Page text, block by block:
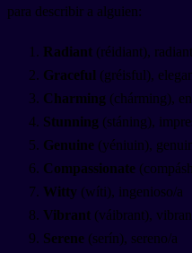
para describir a alguien:
Radiant (réidiant),
Graceful (gréisful),
Charming (chárming),
Stunning (stáning),
Genuine (yéniuin),
Compassionate
Witty (wíti), ingenioso/a
Vibrant (váibrant),
Serene (serín), sereno/a